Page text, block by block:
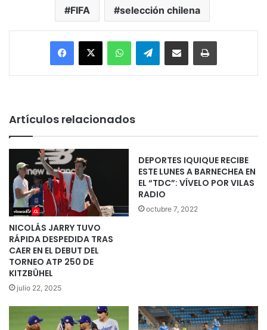
FIFA selección chilena
Facebook
X WhatsAppTelegramEnviar vía email Imprimir
Artículos relacionados
NICOLÁS JARRY TUVO
RÁPIDA DESPEDIDA TRAS
CAER EN EL DEBUT DEL
TORNEO ATP 250 DE
KITZBÜHEL
julio 22, 2025
DEPORTES IQUIQUE RECIBE
ESTE LUNES A BARNECHEA EN
EL “TDC”: VÍVELO POR VILAS
RADIO
octubre 7, 2022